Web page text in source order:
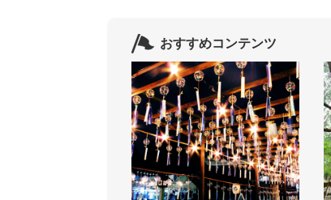
おすすめコンテンツ